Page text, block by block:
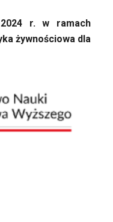
r. w ramach
żywnościowa dla